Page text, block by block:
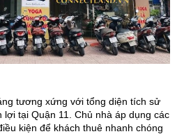
tương xứng với tổng diện tích sử
lợi tại Quận 11. Chủ nhà áp dụng các
kiện để khách thuê nhanh chóng